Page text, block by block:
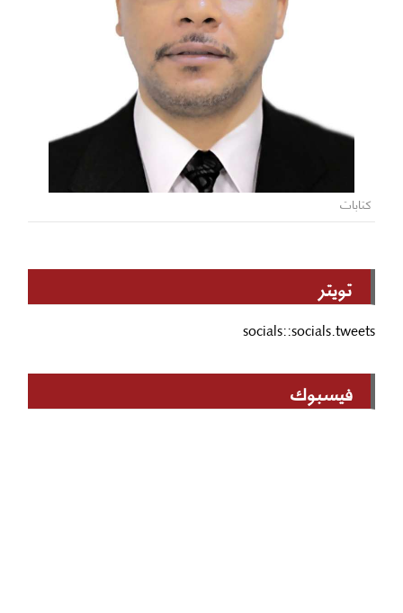
كتابات
تويتر
socials::socials.tweets
فيسبوك